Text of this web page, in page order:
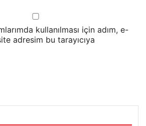
kullanılması için adım, e-
adresim bu tarayıcıya